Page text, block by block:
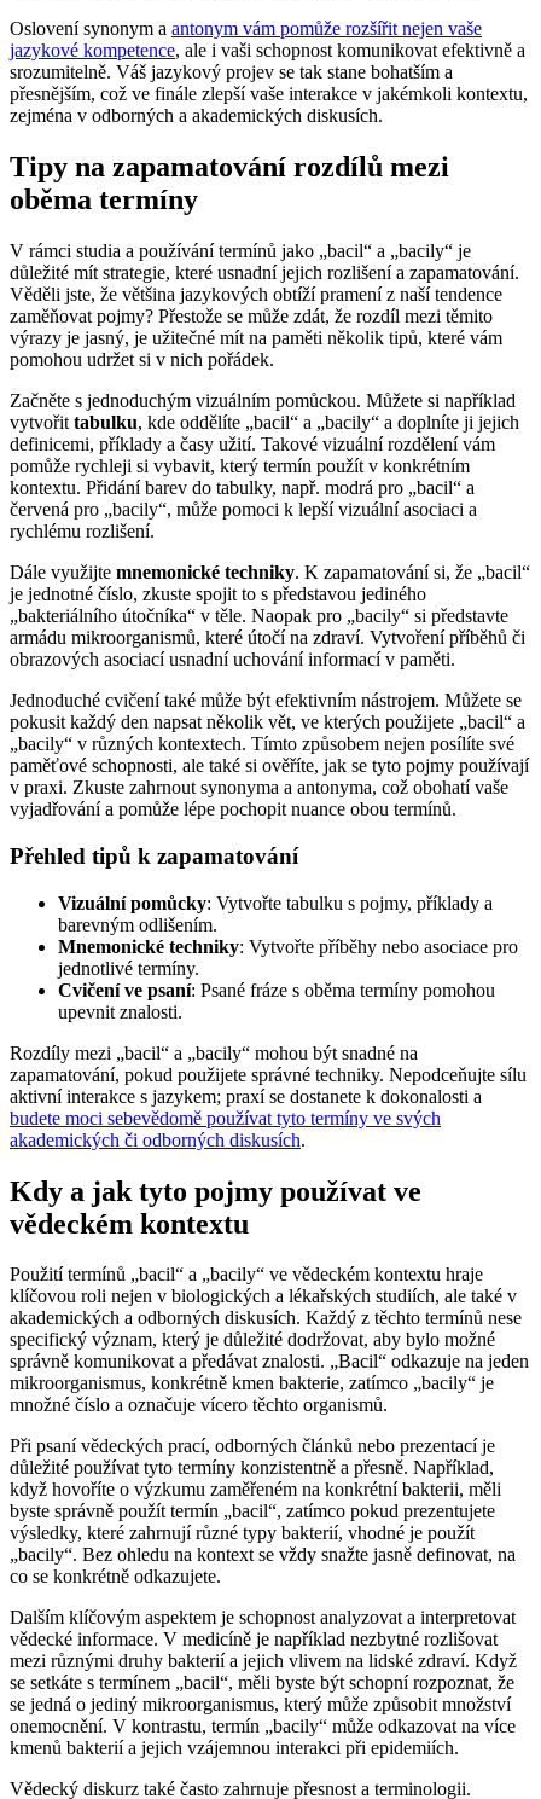
Oslovení synonym a antonym vám pomůže rozšířit nejen vaše
jazykové kompetence, ale i vaši schopnost komunikovat efektivně a
srozumitelně. Váš jazykový projev se tak stane bohatším a
přesnějším, což ve finále zlepší vaše interakce v jakémkoli kontextu,
zejména v odborných a akademických diskusích.
Tipy na zapamatování rozdílů mezi
oběma termíny
V rámci studia a používání termínů jako „bacil“ a „bacily“ je
důležité mít strategie, které usnadní jejich rozlišení a zapamatování.
Věděli jste, že většina jazykových obtíží pramení z naší tendence
zaměňovat pojmy? Přestože se může zdát, že rozdíl mezi těmito
výrazy je jasný, je užitečné mít na paměti několik tipů, které vám
pomohou udržet si v nich pořádek.
Začněte s jednoduchým vizuálním pomůckou. Můžete si například
vytvořit tabulku, kde oddělíte „bacil“ a „bacily“ a doplníte ji jejich
definicemi, příklady a časy užití. Takové vizuální rozdělení vám
pomůže rychleji si vybavit, který termín použít v konkrétním
kontextu. Přidání barev do tabulky, např. modrá pro „bacil“ a
červená pro „bacily“, může pomoci k lepší vizuální asociaci a
rychlému rozlišení.
Dále využijte mnemonické techniky. K zapamatování si, že „bacil“
je jednotné číslo, zkuste spojit to s představou jediného
„bakteriálního útočníka“ v těle. Naopak pro „bacily“ si představte
armádu mikroorganismů, které útočí na zdraví. Vytvoření příběhů či
obrazových asociací usnadní uchování informací v paměti.
Jednoduché cvičení také může být efektivním nástrojem. Můžete se
pokusit každý den napsat několik vět, ve kterých použijete „bacil“ a
„bacily“ v různých kontextech. Tímto způsobem nejen posílíte své
paměťové schopnosti, ale také si ověříte, jak se tyto pojmy používají
v praxi. Zkuste zahrnout synonyma a antonyma, což obohatí vaše
vyjadřování a pomůže lépe pochopit nuance obou termínů.
Přehled tipů k zapamatování
Vizuální pomůcky: Vytvořte tabulku s pojmy, příklady a
barevným odlišením.
Mnemonické techniky: Vytvořte příběhy nebo asociace pro
jednotlivé termíny.
Cvičení ve psaní: Psané fráze s oběma termíny pomohou
upevnit znalosti.
Rozdíly mezi „bacil“ a „bacily“ mohou být snadné na
zapamatování, pokud použijete správné techniky. Nepodceňujte sílu
aktivní interakce s jazykem; praxí se dostanete k dokonalosti a
budete moci sebevědomě používat tyto termíny ve svých
akademických či odborných diskusích.
Kdy a jak tyto pojmy používat ve
vědeckém kontextu
Použití termínů „bacil“ a „bacily“ ve vědeckém kontextu hraje
klíčovou roli nejen v biologických a lékařských studiích, ale také v
akademických a odborných diskusích. Každý z těchto termínů nese
specifický význam, který je důležité dodržovat, aby bylo možné
správně komunikovat a předávat znalosti. „Bacil“ odkazuje na jeden
mikroorganismus, konkrétně kmen bakterie, zatímco „bacily“ je
množné číslo a označuje vícero těchto organismů.
Při psaní vědeckých prací, odborných článků nebo prezentací je
důležité používat tyto termíny konzistentně a přesně. Například,
když hovoříte o výzkumu zaměřeném na konkrétní bakterii, měli
byste správně použít termín „bacil“, zatímco pokud prezentujete
výsledky, které zahrnují různé typy bakterií, vhodné je použít
„bacily“. Bez ohledu na kontext se vždy snažte jasně definovat, na
co se konkrétně odkazujete.
Dalším klíčovým aspektem je schopnost analyzovat a interpretovat
vědecké informace. V medicíně je například nezbytné rozlišovat
mezi různými druhy bakterií a jejich vlivem na lidské zdraví. Když
se setkáte s termínem „bacil“, měli byste být schopní rozpoznat, že
se jedná o jediný mikroorganismus, který může způsobit množství
onemocnění. V kontrastu, termín „bacily“ může odkazovat na více
kmenů bakterií a jejich vzájemnou interakci při epidemiích.
Vědecký diskurz také často zahrnuje přesnost a terminologii.